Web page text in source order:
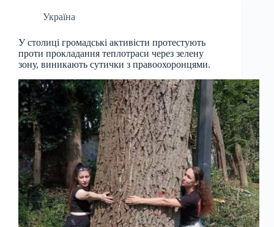
Україна
У столиці громадські активісти протестують
проти прокладання теплотраси через зелену
зону, виникають сутички з правоохоронцями.